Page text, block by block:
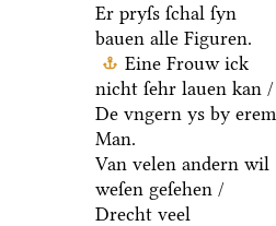
Er pryſs ſchal ſyn
bauen alle Figuren.
Eine Frouw ick
nicht ſehr lauen kan /
De vngern ys by erem
Man.
Van velen andern wil
weſen geſehen /
Drecht veel